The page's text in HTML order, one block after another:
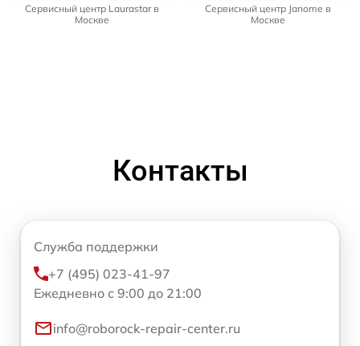
Сервисный центр Laurastar в
Москве
Сервисный центр Janome в
Москве
Контакты
Служба поддержки
+7 (495) 023-41-97
Ежедневно с 9:00 до 21:00
info@roborock-repair-center.ru